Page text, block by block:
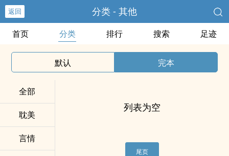
返回 分类 - 其他
首页 分类 排行 搜索 足迹
默认 完本
全部
耽美
言情
列表为空
尾页